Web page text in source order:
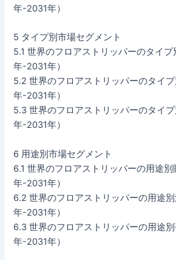
年-2031年）
5 タイプ別市場セグメント
5.1 世界のフロアストリッパーのタイ
年-2031年）
5.2 世界のフロアストリッパーのタイ
年-2031年）
5.3 世界のフロアストリッパーのタイ
年-2031年）
6 用途別市場セグメント
6.1 世界のフロアストリッパーの用途
年-2031年）
6.2 世界のフロアストリッパーの用途
年-2031年）
6.3 世界のフロアストリッパーの用途
年-2031年）